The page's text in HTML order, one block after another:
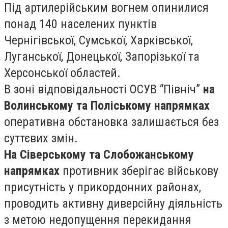
Під артилерійським вогнем опинилися
понад 140 населених пунктів
Чернігівської, Сумської, Харківської,
Луганської, Донецької, Запорізької та
Херсонської областей.
В зоні відповідальності ОСУВ “Північ” на
Волинському та Поліському напрямках
оперативна обстановка залишається без
суттєвих змін.
На Сіверському та Слобожанському
напрямках противник зберігає військову
присутність у прикордонних районах,
проводить активну диверсійну діяльність
з метою недопущення перекидання